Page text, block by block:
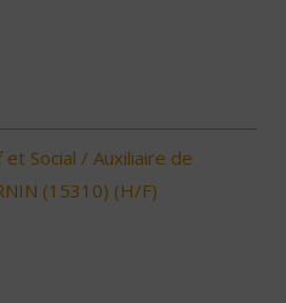
Social / Auxiliaire de
(15310) (H/F)